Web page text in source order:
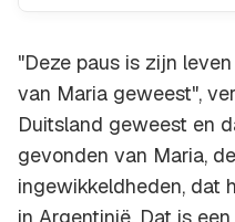
"Deze paus is zijn
van Maria geweest",
Duitsland geweest en
gevonden van Maria,
ingewikkeldheden, dat